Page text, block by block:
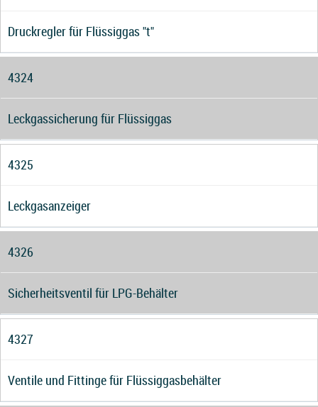
Druckregler für Flüssiggas "t"
4324
Leckgassicherung für Flüssiggas
4325
Leckgasanzeiger
4326
Sicherheitsventil für LPG-Behälter
4327
Ventile und Fittinge für Flüssiggasbehälter